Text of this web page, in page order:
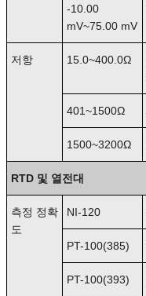
-10.00
mV~75.00 mV
저항 15.0~400.0Ω
401~1500Ω
1500~3200Ω
RTD 및 열전대
측정 정확
도
NI-120
PT-100(385)
PT-100(393)